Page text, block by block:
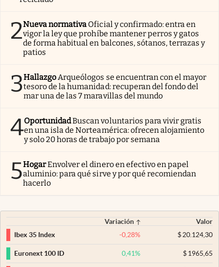
2Nueva normativa Oficial y confirmado: entra en
vigor la ley que prohíbe mantener perros y gatos
de forma habitual en balcones, sótanos, terrazas y
patios
3Hallazgo Arqueólogos se encuentran con el mayor
tesoro de la humanidad: recuperan del fondo del
mar una de las 7 maravillas del mundo
4OportunidadBuscan voluntarios para vivir gratis
en una isla de Norteamérica: ofrecen alojamiento
y solo 20 horas de trabajo por semana
5HogarEnvolver el dinero en efectivo en papel
aluminio: para qué sirve y por qué recomiendan
hacerlo
Variación
Valor
Ibex 35 Index
-0,28% $20.124,30
Euronext 100 ID 0,41% $1965,65